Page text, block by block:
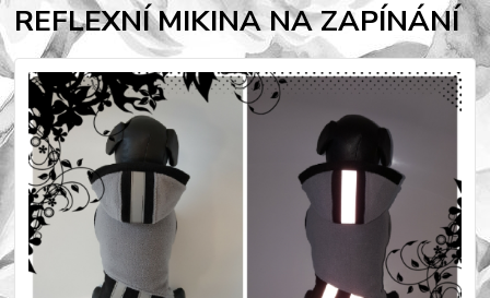
REFLEXNÍ MIKINA NA ZAPÍNÁNÍ